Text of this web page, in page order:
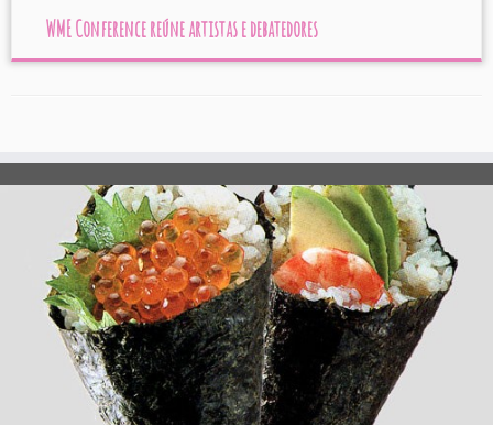
WME Conference reúne artistas e debatedores